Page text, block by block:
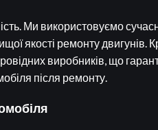
Ми використовуємо
якості ремонту двигунів.
виробників, що
після ремонту.